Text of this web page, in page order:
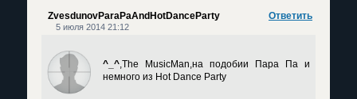
ZvesdunovParaPaAndHotDanceParty Ответить
5 июля 2014 21:12
^_^,The MusicMan,на подобии Пара Па и
немного из Hot Dance Party